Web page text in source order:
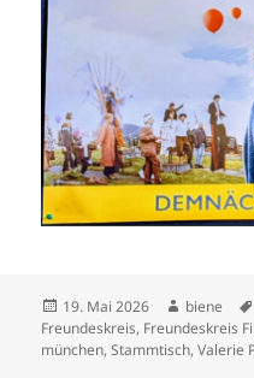
Veröffentlicht
am
19. Mai 2026 Autor
biene
Freundeskreis, Freundeskreis
münchen,Stammtisch,Valerie